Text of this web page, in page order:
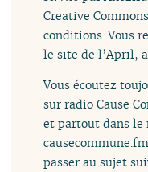
Creative
conditions. Vous
le site de l’April,
Vous écoutez
sur radio Cause
et partout dans le
passer au sujet